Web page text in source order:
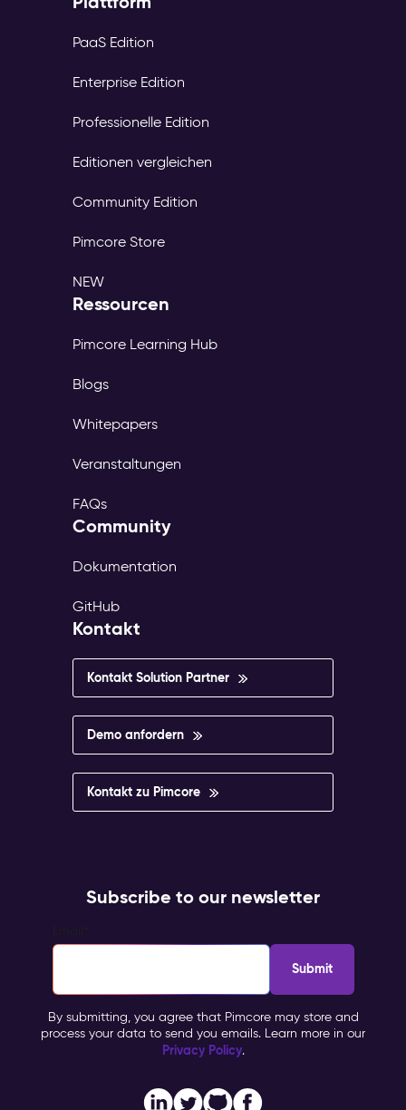
PaaS Edition
Enterprise Edition
Professionelle Edition
Editionen vergleichen
Community Edition
Pimcore Store
NEW
Ressourcen
Pimcore Learning Hub
Blogs
Whitepapers
Veranstaltungen
FAQs
Community
Dokumentation
GitHub
Kontakt
Kontakt Solution Partner
Demo anfordern
Kontakt zu Pimcore
Subscribe to our newsletter
By submitting, you agree that Pimcore may store and
process your data to send you emails. Learn more in our
Privacy Policy.